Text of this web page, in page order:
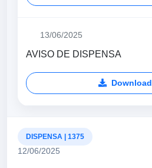
13/06/2025
AVISO DE DISPENSA
Download
DISPENSA | 1375
12/06/2025